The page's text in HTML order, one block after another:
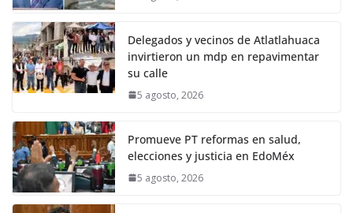
Delegados y vecinos de Atlatlahuaca
invirtieron un mdp en repavimentar
su calle
5 agosto, 2026
Promueve PT reformas en salud,
elecciones y justicia en EdoMéx
5 agosto, 2026